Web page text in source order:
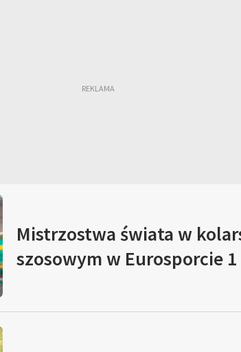
Mistrzostwa świata w
szosowym w Eurosporcie